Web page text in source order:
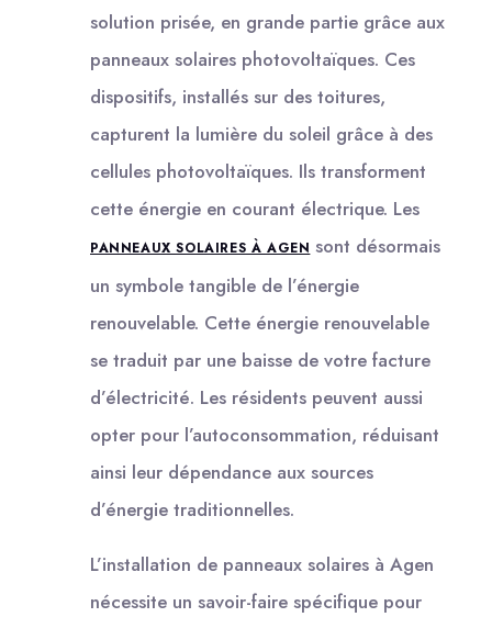
solution prisée, en grande partie grâce aux
panneaux solaires photovoltaïques. Ces
dispositifs, installés sur des toitures,
capturent la lumière du soleil grâce à des
cellules photovoltaïques. Ils transforment
cette énergie en courant électrique. Les
PANNEAUX SOLAIRES À AGEN sont désormais
un symbole tangible de l’énergie
renouvelable. Cette énergie renouvelable
se traduit par une baisse de votre facture
d’électricité. Les résidents peuvent aussi
opter pour l’autoconsommation, réduisant
ainsi leur dépendance aux sources
d’énergie traditionnelles.
L’installation de panneaux solaires à Agen
nécessite un savoir-faire spécifique pour